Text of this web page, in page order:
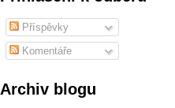
Příspěvky
Komentáře
Archiv blogu